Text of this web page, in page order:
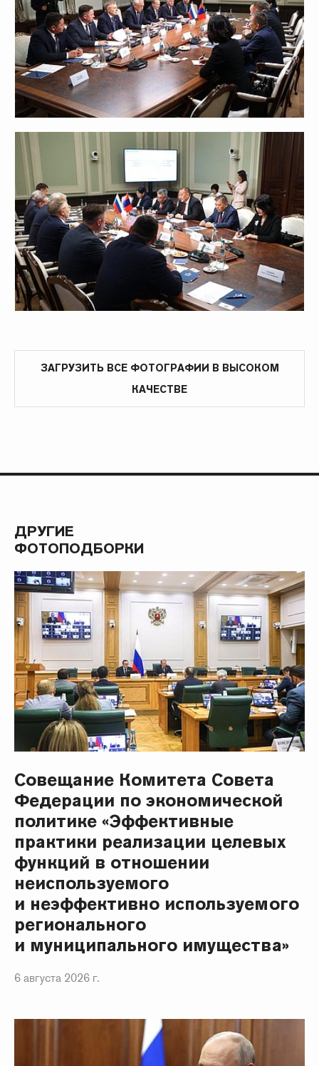
ЗАГРУЗИТЬ ВСЕ ФОТОГРАФИИ В ВЫСОКОМ
КАЧЕСТВЕ
ДРУГИЕ
ФОТОПОДБОРКИ
Совещание Комитета Совета
Федерации по экономической
политике «Эффективные
практики реализации целевых
функций в отношении
неиспользуемого
и неэффективно используемого
регионального
и муниципального имущества»
6 августа 2026 г.